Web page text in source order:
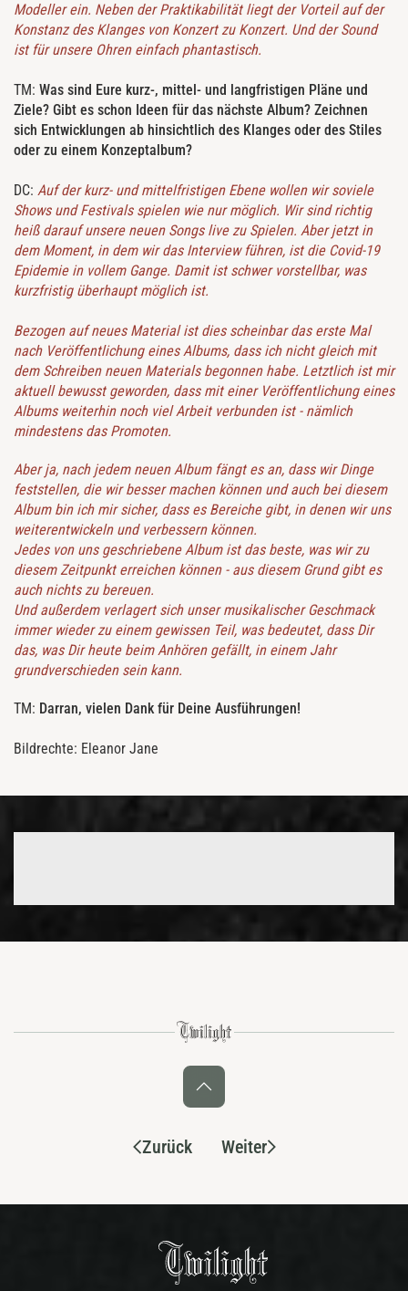
Modeller ein. Neben der Praktikabilität liegt der Vorteil auf der
Konstanz des Klanges von Konzert zu Konzert. Und der Sound
ist für unsere Ohren einfach phantastisch.
TM: Was sind Eure kurz-, mittel- und langfristigen Pläne und
Ziele? Gibt es schon Ideen für das nächste Album? Zeichnen
sich Entwicklungen ab hinsichtlich des Klanges oder des Stiles
oder zu einem Konzeptalbum?
DC: Auf der kurz- und mittelfristigen Ebene wollen wir soviele
Shows und Festivals spielen wie nur möglich. Wir sind richtig
heiß darauf unsere neuen Songs live zu Spielen. Aber jetzt in
dem Moment, in dem wir das Interview führen, ist die Covid-19
Epidemie in vollem Gange. Damit ist schwer vorstellbar, was
kurzfristig überhaupt möglich ist.
Bezogen auf neues Material ist dies scheinbar das erste Mal
nach Veröffentlichung eines Albums, dass ich nicht gleich mit
dem Schreiben neuen Materials begonnen habe. Letztlich ist mir
aktuell bewusst geworden, dass mit einer Veröffentlichung eines
Albums weiterhin noch viel Arbeit verbunden ist - nämlich
mindestens das Promoten.
Aber ja, nach jedem neuen Album fängt es an, dass wir Dinge
feststellen, die wir besser machen können und auch bei diesem
Album bin ich mir sicher, dass es Bereiche gibt, in denen wir uns
weiterentwickeln und verbessern können.
Jedes von uns geschriebene Album ist das beste, was wir zu
diesem Zeitpunkt erreichen können - aus diesem Grund gibt es
auch nichts zu bereuen.
Und außerdem verlagert sich unser musikalischer Geschmack
immer wieder zu einem gewissen Teil, was bedeutet, dass Dir
das, was Dir heute beim Anhören gefällt, in einem Jahr
grundverschieden sein kann.
TM: Darran, vielen Dank für Deine Ausführungen!
Bildrechte: Eleanor Jane
Zurück Weiter